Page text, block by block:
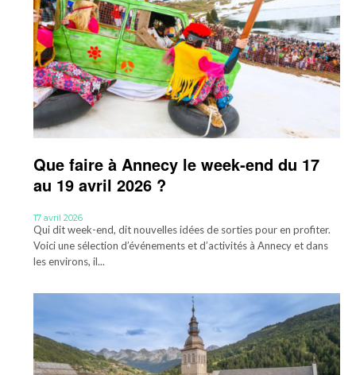
Que faire à Annecy le week-end du 17
au 19 avril 2026 ?
17 avril 2026
Qui dit week-end, dit nouvelles idées de sorties pour en profiter.
Voici une sélection d’événements et d’activités à Annecy et dans
les environs, il...